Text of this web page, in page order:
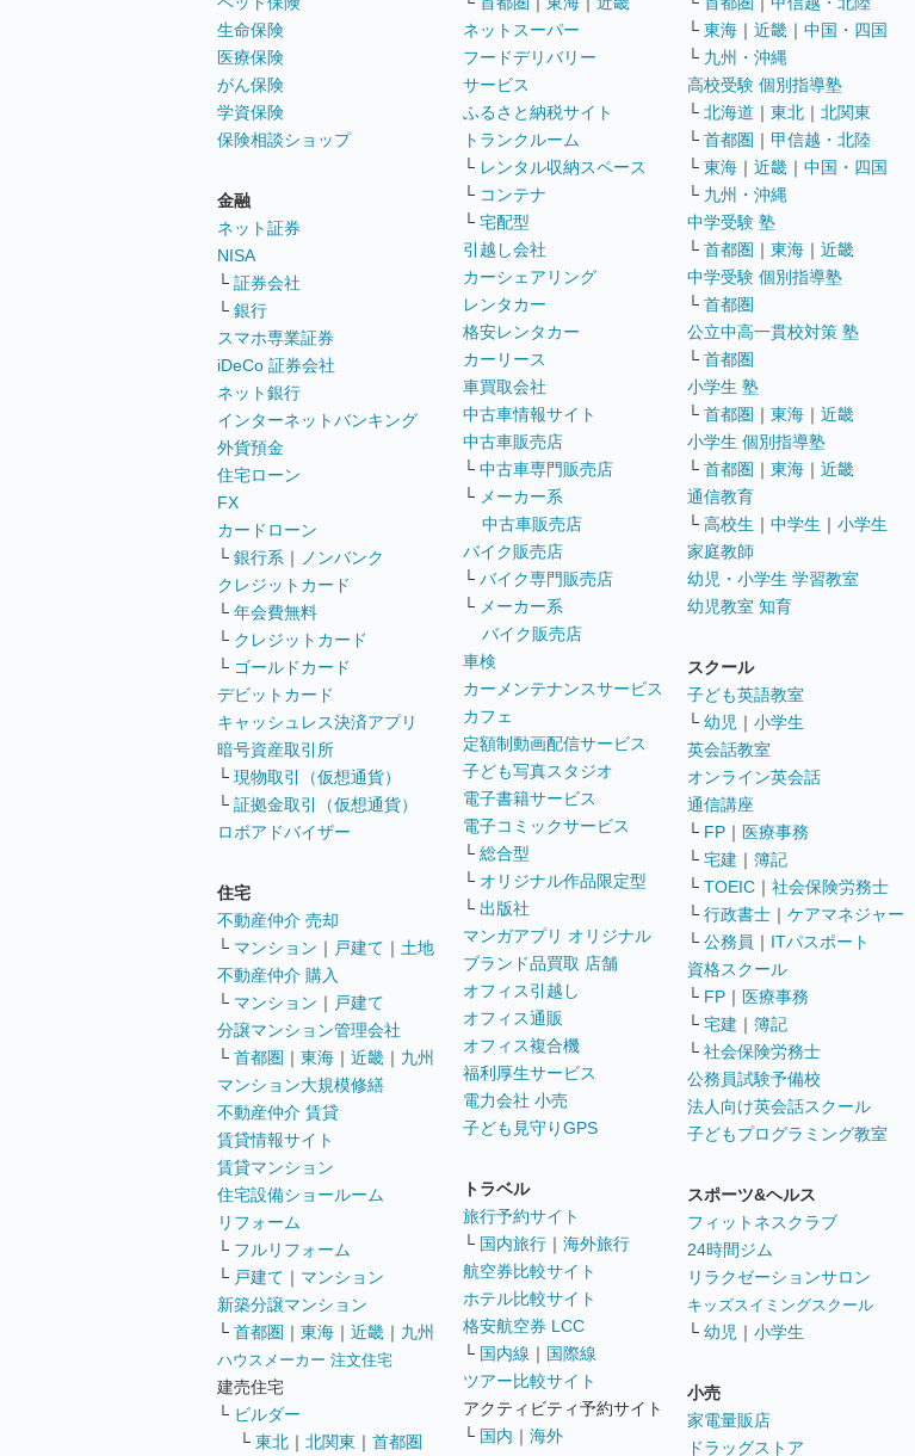
生命保険
医療保険
がん保険
学資保険
保険相談ショップ
金融
ネット証券
NISA
└ 証券会社
└ 銀行
スマホ専業証券
iDeCo 証券会社
ネット銀行
インターネットバンキング
外貨預金
住宅ローン
FX
カードローン
└ 銀行系 ｜
ノンバンク
クレジットカード
└ 年会費無料
└ クレジットカード
└ ゴールドカード
デビットカード
キャッシュレス決済アプリ
暗号資産取引所
└ 現物取引（仮想通貨）
└ 証拠金取引（仮想通貨）
ロボアドバイザー
住宅
不動産仲介 売却
└ マンション ｜ 戸建て ｜ 土地
不動産仲介 購入
└ マンション ｜ 戸建て
分譲マンション管理会社
└ 首都圏 ｜ 東海 ｜ 近畿 ｜ 九州
マンション大規模修繕
不動産仲介 賃貸
賃貸情報サイト
賃貸マンション
住宅設備ショールーム
リフォーム
└ フルリフォーム
└ 戸建て ｜ マンション
新築分譲マンション
└ 首都圏 ｜ 東海 ｜ 近畿 ｜ 九州
ハウスメーカー 注文住宅
建売住宅
└ ビルダー
└ 東北 ｜ 北関東 ｜ 首都圏
ネットスーパー
フードデリバリー
サービス
ふるさと納税サイト
トランクルーム
└ レンタル収納スペース
└ コンテナ
└ 宅配型
引越し会社
カーシェアリング
レンタカー
格安レンタカー
カーリース
車買取会社
中古車情報サイト
中古車販売店
└ 中古車専門販売店
└ メーカー系
中古車販売店
バイク販売店
└ バイク専門販売店
└ メーカー系
バイク販売店
車検
カーメンテナンスサービス
カフェ
定額制動画配信サービス
子ども写真スタジオ
電子書籍サービス
電子コミックサービス
└ 総合型
└ オリジナル作品限定型
└ 出版社
マンガアプリ オリジナル
ブランド品買取 店舗
オフィス引越し
オフィス通販
オフィス複合機
福利厚生サービス
電力会社 小売
子ども見守りGPS
トラベル
旅行予約サイト
└ 国内旅行 ｜ 海外旅行
航空券比較サイト
ホテル比較サイト
格安航空券 LCC
└ 国内線 ｜ 国際線
ツアー比較サイト
アクティビティ予約サイト
└ 国内 ｜ 海外
└ 東海 ｜ 近畿 ｜ 中国・四国
└ 九州・沖縄
高校受験 個別指導塾
└ 北海道 ｜ 東北 ｜ 北関東
└ 首都圏 ｜ 甲信越・北陸
└ 東海 ｜ 近畿 ｜ 中国・四国
└ 九州・沖縄
中学受験 塾
└ 首都圏 ｜ 東海 ｜ 近畿
中学受験 個別指導塾
└ 首都圏
公立中高一貫校対策 塾
└ 首都圏
小学生 塾
└ 首都圏 ｜ 東海 ｜ 近畿
小学生 個別指導塾
└ 首都圏 ｜ 東海 ｜ 近畿
通信教育
└ 高校生 ｜ 中学生 ｜ 小学生
家庭教師
幼児・小学生 学習教室
幼児教室 知育
スクール
子ども英語教室
└ 幼児 ｜ 小学生
英会話教室
オンライン英会話
通信講座
└ FP ｜ 医療事務
└ 宅建 ｜ 簿記
└ TOEIC ｜ 社会保険労務士
└ 行政書士 ｜ ケアマネジャー
└ 公務員 ｜ ITパスポート
資格スクール
└ FP ｜ 医療事務
└ 宅建 ｜ 簿記
└ 社会保険労務士
公務員試験予備校
法人向け英会話スクール
子どもプログラミング教室
スポーツ&ヘルス
フィットネスクラブ
24時間ジム
リラクゼーションサロン
キッズスイミングスクール
└ 幼児 ｜ 小学生
小売
家電量販店
ドラッグストア